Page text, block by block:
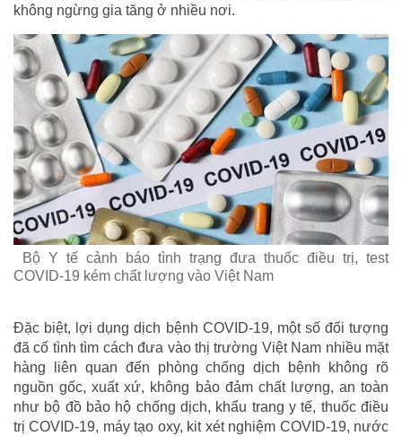
không ngừng gia tăng ở nhiều nơi.
Bộ Y tế cảnh báo tình trạng đưa thuốc điều trị, test
COVID-19 kém chất lượng vào Việt Nam
Đặc biệt, lợi dụng dịch bệnh COVID-19, một số đối tượng
đã cố tình tìm cách đưa vào thị trường Việt Nam nhiều mặt
hàng liên quan đến phòng chống dịch bệnh không rõ
nguồn gốc, xuất xứ, không bảo đảm chất lượng, an toàn
như bộ đồ bảo hộ chống dịch, khẩu trang y tế, thuốc điều
trị COVID-19, máy tạo oxy, kit xét nghiệm COVID-19, nước